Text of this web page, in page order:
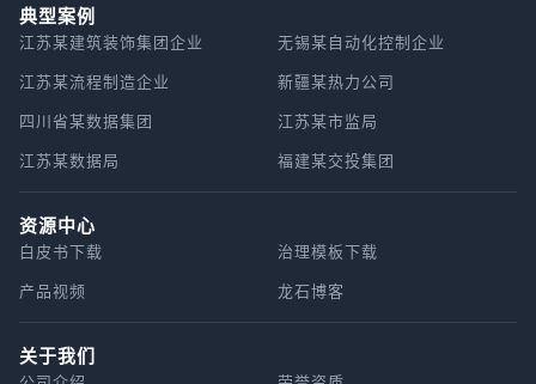
典型案例
江苏某建筑装饰集团企业
无锡某自动化控制企业
江苏某流程制造企业
新疆某热力公司
四川省某数据集团
江苏某市监局
江苏某数据局
福建某交投集团
资源中心
白皮书下载
治理模板下载
产品视频
龙石博客
关于我们